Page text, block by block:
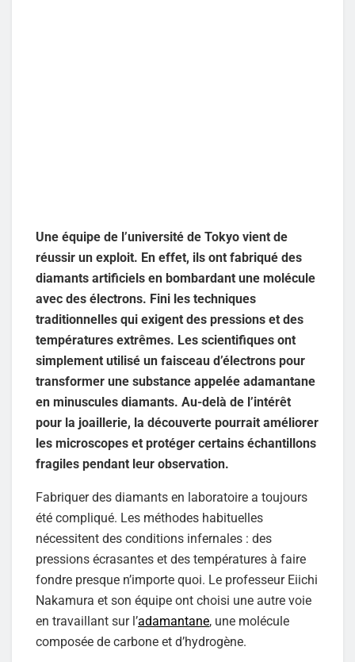
Une équipe de l’université de Tokyo vient de
réussir un exploit. En effet, ils ont fabriqué des
diamants artificiels en bombardant une molécule
avec des électrons. Fini les techniques
traditionnelles qui exigent des pressions et des
températures extrêmes. Les scientifiques ont
simplement utilisé un faisceau d’électrons pour
transformer une substance appelée adamantane
en minuscules diamants. Au-delà de l’intérêt
pour la joaillerie, la découverte pourrait améliorer
les microscopes et protéger certains échantillons
fragiles pendant leur observation.
Fabriquer des diamants en laboratoire a toujours
été compliqué. Les méthodes habituelles
nécessitent des conditions infernales : des
pressions écrasantes et des températures à faire
fondre presque n’importe quoi. Le professeur Eiichi
Nakamura et son équipe ont choisi une autre voie
en travaillant sur l’adamantane, une molécule
composée de carbone et d’hydrogène.